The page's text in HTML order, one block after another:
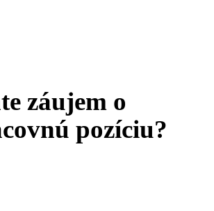
záujem o
pozíciu?